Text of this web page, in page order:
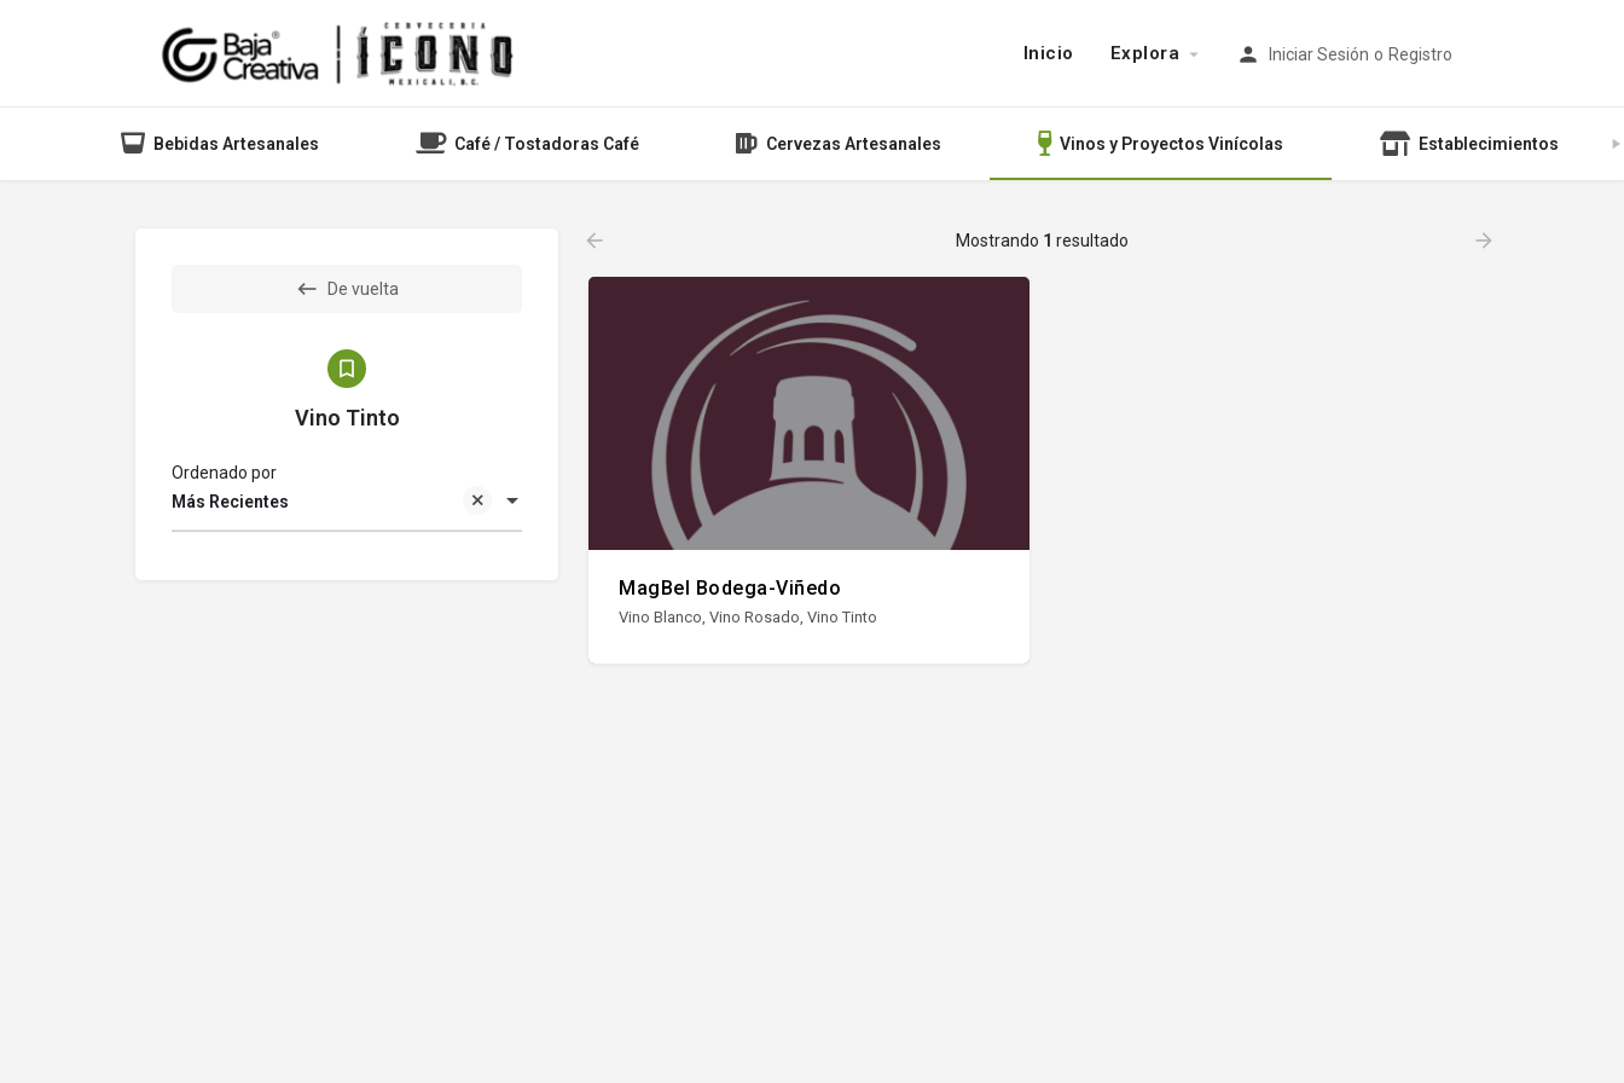
Inicio Explora Iniciar Sesión o Registro
Bebidas Artesanales Café / Tostadoras Café Cervezas Artesanales Vinos y Proyectos Vinícolas Establecimientos
De vuelta
Vino Tinto
Más Recientes
Ordenado por
Mostrando 1 resultado
MagBel Bodega-Viñedo
Vino Blanco, Vino Rosado, Vino Tinto